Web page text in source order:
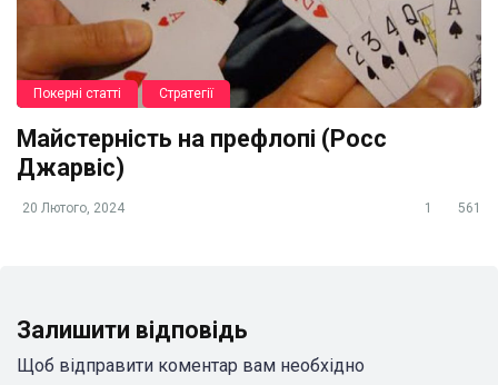
Покерні статті Стратегії
Майстерність на префлопі (Росс
Джарвіс)
20 Лютого, 2024 1 561
Залишити відповідь
Щоб відправити коментар вам необхідно